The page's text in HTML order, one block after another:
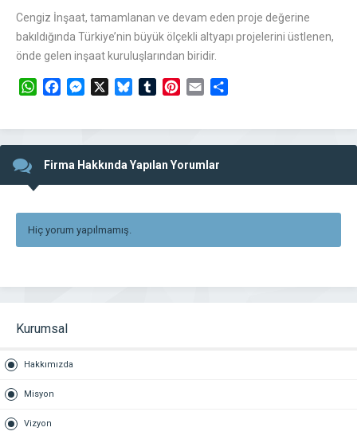
Cengiz İnşaat, tamamlanan ve devam eden proje değerine
bakıldığında Türkiye’nin büyük ölçekli altyapı projelerini üstlenen,
önde gelen inşaat kuruluşlarından biridir.
WhatsAppFacebookMessengerBlueskyTumblrPinterest
Email
Firma Hakkında Yapılan Yorumlar
Hiç yorum yapılmamış.
Kurumsal
Hakkımızda
Misyon
Vizyon